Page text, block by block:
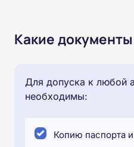
Какие
Для допуска к любой
необходимы:
Копию паспорта